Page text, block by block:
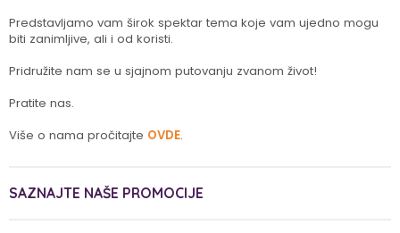
Predstavljamo vam širok spektar tema koje vam ujedno mogu
biti zanimljive, ali i od koristi.
Pridružite nam se u sjajnom putovanju zvanom život!
Pratite nas.
Više o nama pročitajte OVDE.
SAZNAJTE NAŠE PROMOCIJE